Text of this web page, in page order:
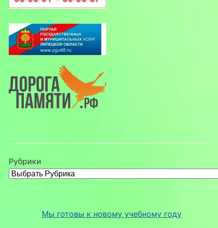
Рубрики
Мы готовы к новому учебному году